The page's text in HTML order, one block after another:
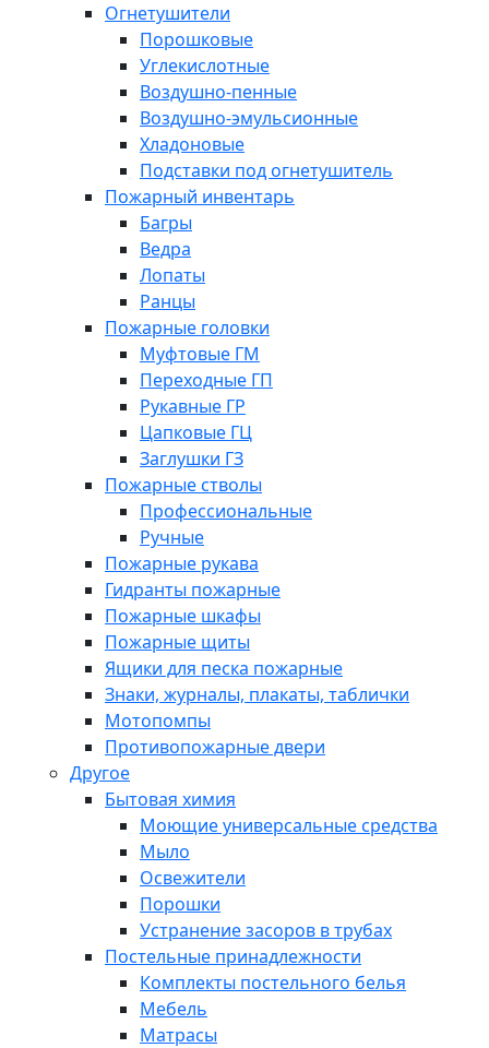
Огнетушители
Порошковые
Углекислотные
Воздушно-пенные
Воздушно-эмульсионные
Хладоновые
Подставки под огнетушитель
Пожарный инвентарь
Багры
Ведра
Лопаты
Ранцы
Пожарные головки
Муфтовые ГМ
Переходные ГП
Рукавные ГР
Цапковые ГЦ
Заглушки ГЗ
Пожарные стволы
Профессиональные
Ручные
Пожарные рукава
Гидранты пожарные
Пожарные шкафы
Пожарные щиты
Ящики для песка пожарные
Знаки, журналы, плакаты, таблички
Мотопомпы
Противопожарные двери
Другое
Бытовая химия
Моющие универсальные средства
Мыло
Освежители
Порошки
Устранение засоров в трубах
Постельные принадлежности
Комплекты постельного белья
Мебель
Матрасы